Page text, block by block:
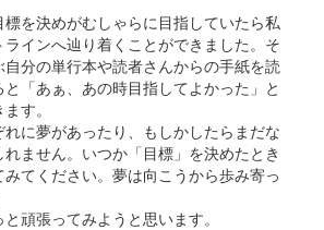
を決めがむしゃらに目指していたら私
インへ辿り着くことができました。そ
自分の単行本や読者さんからの手紙を読
「あぁ、あの時目指してよかった」と
す。
に夢があったり、もしかしたらまだな
ません。いつか「目標」を決めたとき
てください。夢は向こうから歩み寄っ
頑張ってみようと思います。